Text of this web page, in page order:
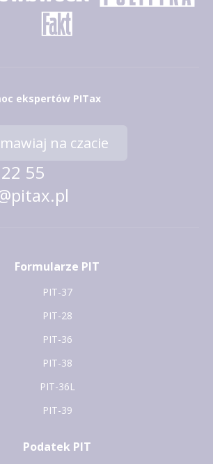
ekspertów PITax
na czacie
55
Formularze PIT
PIT-37
PIT-28
PIT-36
PIT-38
PIT-36L
PIT-39
Podatek PIT